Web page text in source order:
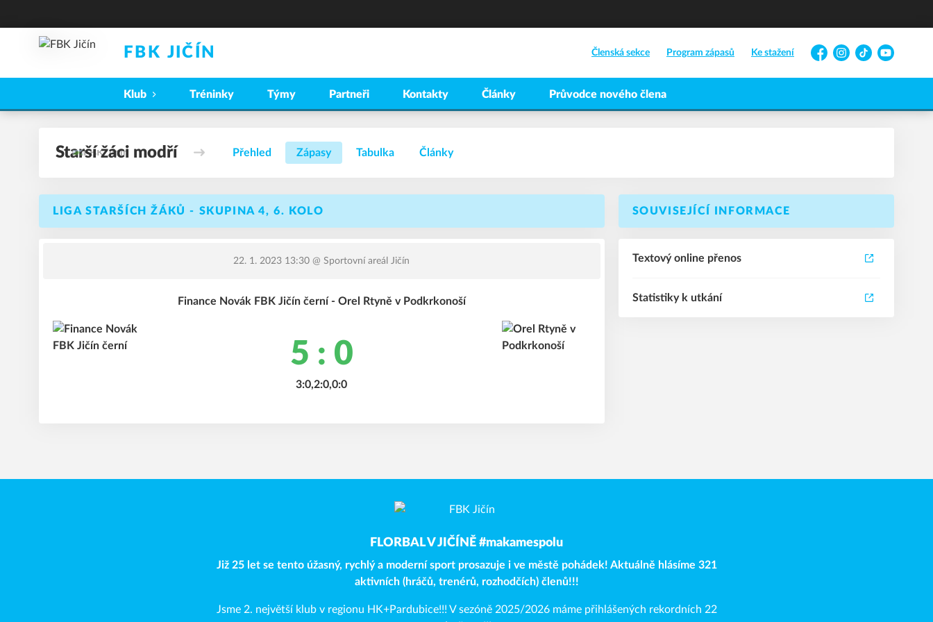
FBK JIČÍN Členská sekce Program zápasů Ke stažení
FacebookInstagram
TikTokYouTube
Klub Tréninky Týmy Partneři Kontakty Články Průvodce nového člena
Starší žáci modří Přehled Zápasy Tabulka Články
LIGA STARŠÍCH ŽÁKŮ - SKUPINA 4, 6. KOLO
22. 1. 2023 13:30 @ Sportovní areál Jičín
Finance Novák FBK Jičín černí - Orel Rtyně v Podkrkonoší
5 : 0
3:0,2:0,0:0
SOUVISEJÍCÍ INFORMACE
Textový online přenos
Statistiky k utkání
FLORBAL V JIČÍNĚ #makamespolu
Již 25 let se tento úžasný, rychlý a moderní sport prosazuje i ve městě pohádek! Aktuálně hlásíme 321
aktivních (hráčů, trenérů, rozhodčích) členů!!!
Jsme 2. největší klub v regionu HK+Pardubice!!! V sezóně 2025/2026 máme přihlášených rekordních 22